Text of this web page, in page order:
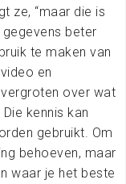
ze, “maar die is
beter
te maken van
en
over wat
kennis kan
gebruikt. Om
behoeven, maar
waar je het beste